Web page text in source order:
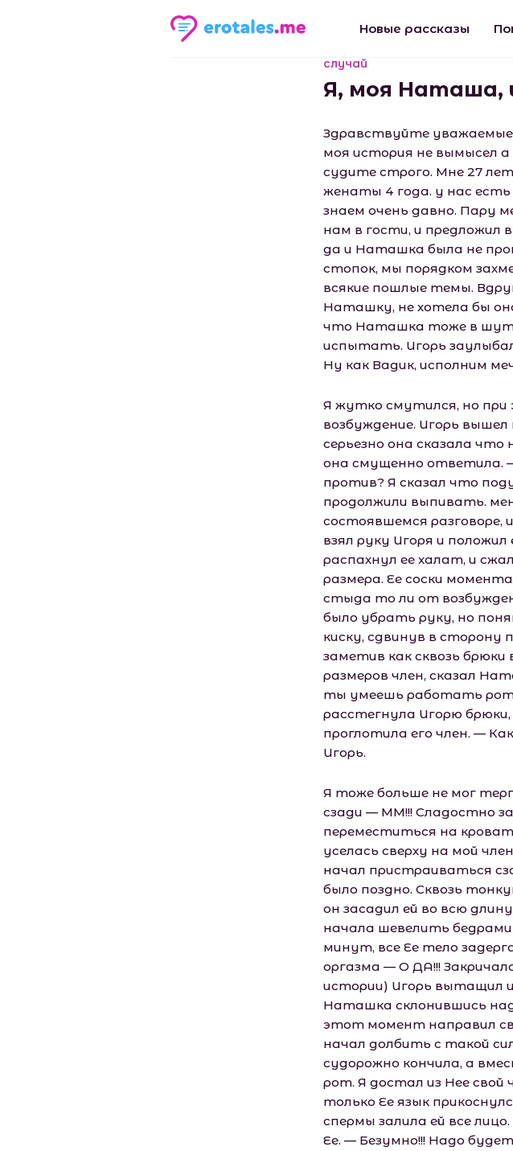
Новые рассказы
случай
Я, моя Наташа,
Здравствуйте уважаемые
моя история не вымысел
судите строго. Мне 27
женаты 4 года. у нас
знаем очень давно. Пару
нам в гости, и предложил
да и Наташка была не
стопок, мы порядком
всякие пошлые темы.
Наташку, не хотела бы
что Наташка тоже в
испытать. Игорь
Ну как Вадик, исполним
Я жутко смутился, но
возбуждение. Игорь
серьезно она сказала
она смущенно ответила.
против? Я сказал что
продолжили выпивать.
состоявшемся разговоре,
взял руку Игоря и
распахнул ее халат, и
размера. Ее соски
стыда то ли от
было убрать руку, но
киску, сдвинув в сторону
заметив как сквозь
размеров член, сказал
ты умеешь работать
расстегнула Игорю
проглотила его член. —
Игорь.
Я тоже больше не мог
сзади — ММ!!! Сладостно
переместиться на
уселась сверху на мой
начал пристраиваться
было поздно. Сквозь
он засадил ей во всю
начала шевелить
минут, все Ее тело
оргазма — О ДА!!!
истории) Игорь вытащил
Наташка склонившись
этот момент направил
начал долбить с такой
судорожно кончила, а
рот. Я достал из Нее свой
только Ее язык
спермы залила ей все
Ее. — Безумно!!! Надо